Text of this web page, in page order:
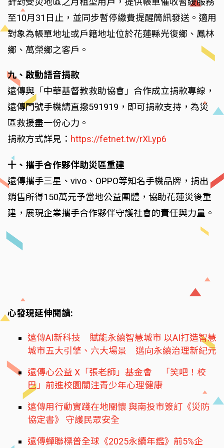
至10月31日止，並同步暫停繳費提醒簡訊發送。適用
對象為帳單地址或戶籍地址位於花蓮縣光復鄉、鳳林
鄉、萬榮鄉之客戶。
九、啟動語音捐款
遠傳與「中華基督教救助協會」合作成立捐款專線，
遠傳門號手機請直撥591919，即可捐款支持，為災
區救援盡一份心力。
捐款方式詳見： https://fetnet.tw/rXLyp6
十、攜手合作夥伴助災區重建
遠傳攜手三星、vivo、OPPO等知名手機品牌，捐出
銷售所得150萬元予當地公益團體，協助花蓮災後重
建，展現企業攜手合作夥伴守護社會的責任與力量。
心發現延伸閱讀:
遠傳AI新科技 賦能永續智慧城市 以AI打造智慧
城市五大引擎、六大場景 邁向永續治理新紀元
遠傳心公益 X「張老師」基金會 「笑吧！校
巴」前進校園關注青少年心理健康
遠傳用行動實踐在地關懷 與南投市簽訂《災防
協定書》 守護民眾安全
遠傳蟬聯標普全球《2025永續年鑑》前5%企